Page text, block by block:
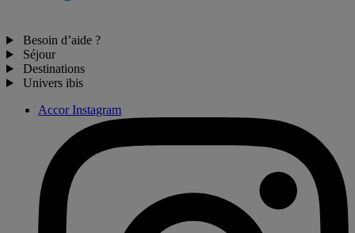
Besoin d’aide ?
Séjour
Destinations
Univers ibis
Accor Instagram